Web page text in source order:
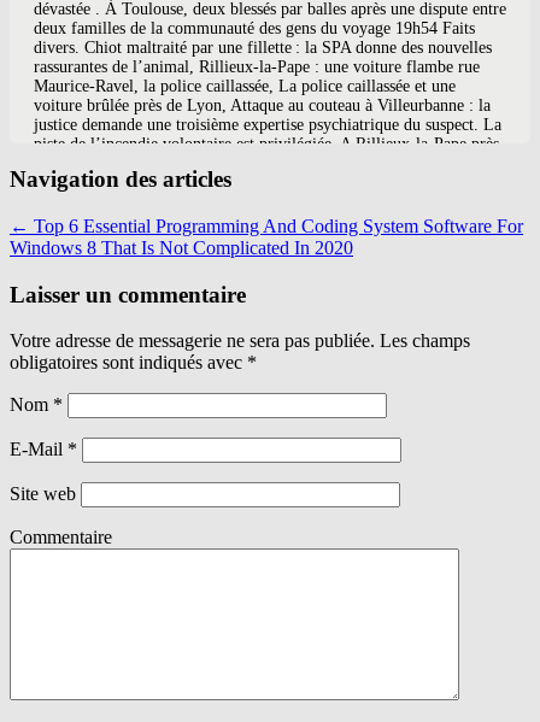
Navigation des articles
← Top 6 Essential Programming And Coding System Software For
Windows 8 That Is Not Complicated In 2020
Laisser un commentaire
Votre adresse de messagerie ne sera pas publiée. Les champs
obligatoires sont indiqués avec *
Nom *
E-Mail *
Site web
Commentaire